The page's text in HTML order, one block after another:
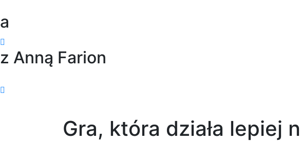
a
z Anną Farion
Gra, która działa lepiej